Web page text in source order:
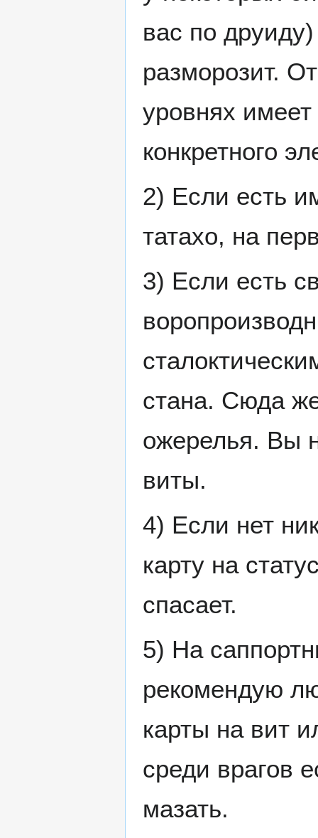
вас по
разморозит.
уровнях
конкретного
2) Если есть
татахо, на
3) Если есть
стана. Сюда
ожерелья. Вы
виты.
4) Если нет
карту на
спасает.
5) На
рекомендую
карты на вит
среди врагов
мазать.